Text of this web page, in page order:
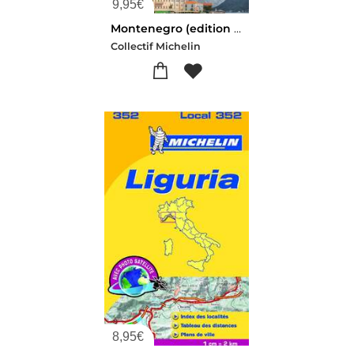
9,95€
Montenegro (edition 2021)
Collectif Michelin
8,95€